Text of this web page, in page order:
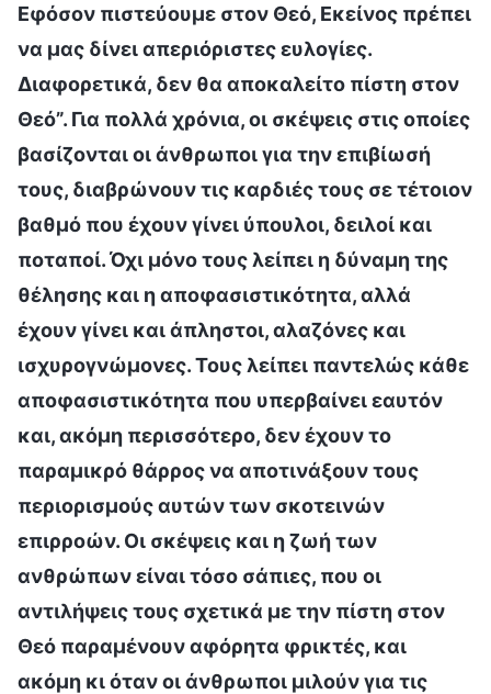
Εφόσον πιστεύουμε στον Θεό, Εκείνος πρέπει
να μας δίνει απεριόριστες ευλογίες.
Διαφορετικά, δεν θα αποκαλείτο πίστη στον
Θεό”. Για πολλά χρόνια, οι σκέψεις στις οποίες
βασίζονται οι άνθρωποι για την επιβίωσή
τους, διαβρώνουν τις καρδιές τους σε τέτοιον
βαθμό που έχουν γίνει ύπουλοι, δειλοί και
ποταποί. Όχι μόνο τους λείπει η δύναμη της
θέλησης και η αποφασιστικότητα, αλλά
έχουν γίνει και άπληστοι, αλαζόνες και
ισχυρογνώμονες. Τους λείπει παντελώς κάθε
αποφασιστικότητα που υπερβαίνει εαυτόν
και, ακόμη περισσότερο, δεν έχουν το
παραμικρό θάρρος να αποτινάξουν τους
περιορισμούς αυτών των σκοτεινών
επιρροών. Οι σκέψεις και η ζωή των
ανθρώπων είναι τόσο σάπιες, που οι
αντιλήψεις τους σχετικά με την πίστη στον
Θεό παραμένουν αφόρητα φρικτές, και
ακόμη κι όταν οι άνθρωποι μιλούν για τις